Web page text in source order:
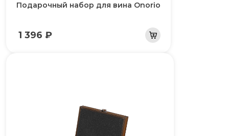
Подарочный набор для вина Onorio
1 396 ₽